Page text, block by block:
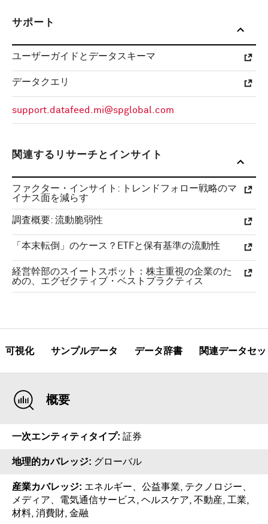
サポート
ユーザーガイドとデータスキーマ
データクエリ
support.datafeed.mi@spglobal.com
関連するリサーチとインサイト
ファクター・インサイト: トレンドフォロー戦略のマ
イナス面を減らす
調査概要: 流動脆弱性
「本末転倒」のケース？ETFと保有基準の流動性
経営幹部のスイートスポット：株主重視の企業のた
めの、エグゼクティブ・ベストプラクティス
可視化 サンプルデータ データ辞書 関連データセッ
概要
一次エンティティタイプ 証券
地理的カバレッジ グローバル
産業カバレッジ
エネルギー、公益事業, テクノロジー、
メディア、電気通信サービス, ヘルスケア, 不動産, 工業,
材料, 消費財, 金融